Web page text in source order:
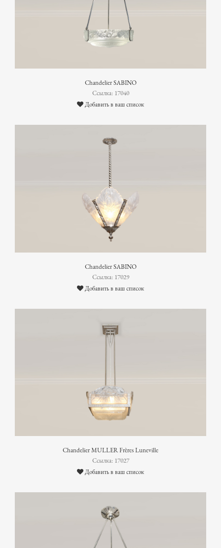
Chandelier SABINO
Ссылка: 17040
Добавить в ваш список
Chandelier SABINO
Ссылка: 17029
Добавить в ваш список
Chandelier MULLER Frères Luneville
Ссылка: 17027
Добавить в ваш список